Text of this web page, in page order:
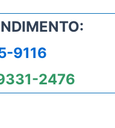
9116
2476